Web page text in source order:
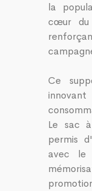
la
cœur du
Ce
Le sac
permis
avec le